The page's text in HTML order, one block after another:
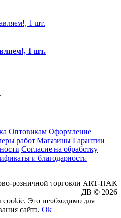
1 шт.
Оптовикам Оформление
работ Магазины Гарантии
Согласие на обработку
и благодарности
розничной торговли ART-ПАК
ДВ © 2026
Это необходимо для
сайта. Ok